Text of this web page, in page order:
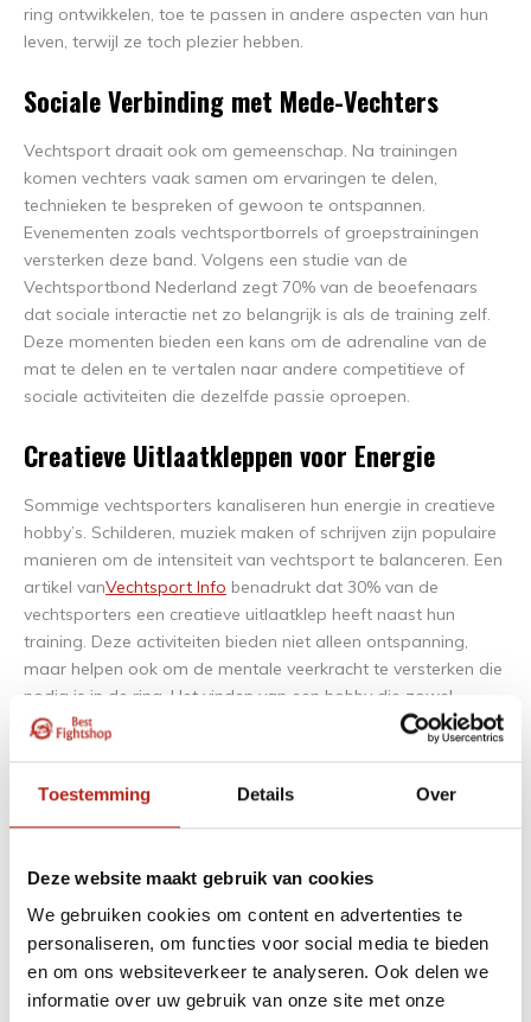
Toestemming Details Over
Deze website maakt gebruik van cookies
We gebruiken cookies om content en advertenties te
personaliseren, om functies voor social media te bieden
en om ons websiteverkeer te analyseren. Ook delen we
informatie over uw gebruik van onze site met onze
ring ontwikkelen, toe te passen in andere aspecten van hun
leven, terwijl ze toch plezier hebben.
Sociale Verbinding met Mede-Vechters
Vechtsport draait ook om gemeenschap. Na trainingen
komen vechters vaak samen om ervaringen te delen,
technieken te bespreken of gewoon te ontspannen.
Evenementen zoals vechtsportborrels of groepstrainingen
versterken deze band. Volgens een studie van de
Vechtsportbond Nederland zegt 70% van de beoefenaars
dat sociale interactie net zo belangrijk is als de training zelf.
Deze momenten bieden een kans om de adrenaline van de
mat te delen en te vertalen naar andere competitieve of
sociale activiteiten die dezelfde passie oproepen.
Creatieve Uitlaatkleppen voor Energie
Sommige vechtsporters kanaliseren hun energie in creatieve
hobby’s. Schilderen, muziek maken of schrijven zijn populaire
manieren om de intensiteit van vechtsport te balanceren. Een
artikel vanVechtsport Info benadrukt dat 30% van de
vechtsporters een creatieve uitlaatklep heeft naast hun
training. Deze activiteiten bieden niet alleen ontspanning,
maar helpen ook om de mentale veerkracht te versterken die
nodig is in de ring. Het vinden van een hobby die zowel
uitdagend als ontspannend is, houdt de innerlijke krijger
Online Entertainment als Adrenalinebron
toegankelijke manieren om hun adrenaline vast te houden.
Online spellen die strategie en kans combineren, zijn populair
omdat ze de spanning van een gevecht nabootsen zonder
fysieke inspanning. Deze spellen vereisen snelle beslissingen
en een goed inschattingsvermogen, eigenschappen die